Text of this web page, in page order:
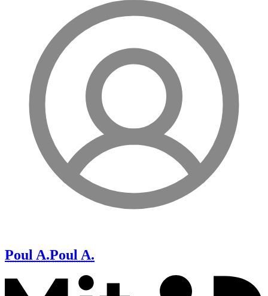
Poul A.Poul A.